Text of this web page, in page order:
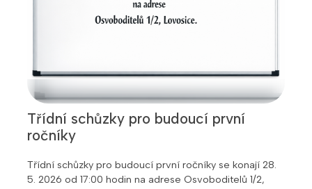
Třídní schůzky pro budoucí první
ročníky
Třídní schůzky pro budoucí první ročníky se konají 28.
5. 2026 od 17:00 hodin na adrese Osvoboditelů 1/2,